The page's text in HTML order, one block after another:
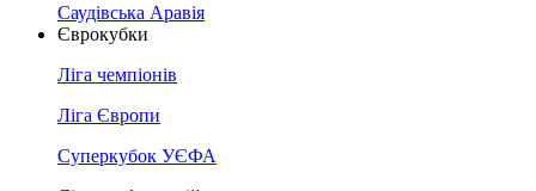
Саудівська Аравія
Єврокубки
Ліга чемпіонів
Ліга Європи
Суперкубок УЄФА